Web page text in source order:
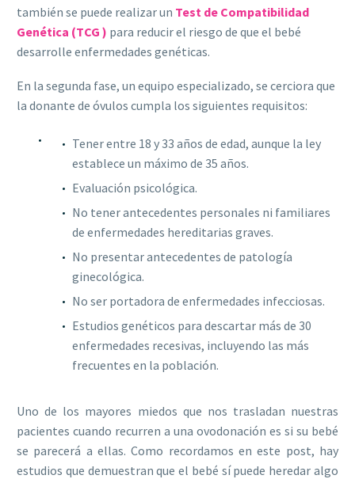
también se puede realizar un Test de Compatibilidad
Genética (TCG ) para reducir el riesgo de que el bebé
desarrolle enfermedades genéticas.
En la segunda fase, un equipo especializado, se cerciora que
la donante de óvulos cumpla los siguientes requisitos:
Tener entre 18 y 33 años de edad, aunque la ley
establece un máximo de 35 años.
Evaluación psicológica.
No tener antecedentes personales ni familiares
de enfermedades hereditarias graves.
No presentar antecedentes de patología
ginecológica.
No ser portadora de enfermedades infecciosas.
Estudios genéticos para descartar más de 30
enfermedades recesivas, incluyendo las más
frecuentes en la población.
Uno de los mayores miedos que nos trasladan nuestras
pacientes cuando recurren a una ovodonación es si su bebé
se parecerá a ellas. Como recordamos en este post, hay
estudios que demuestran que el bebé sí puede heredar algo